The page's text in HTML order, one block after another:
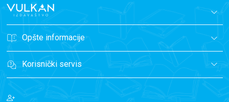
Opšte informacije
Korisnički servis